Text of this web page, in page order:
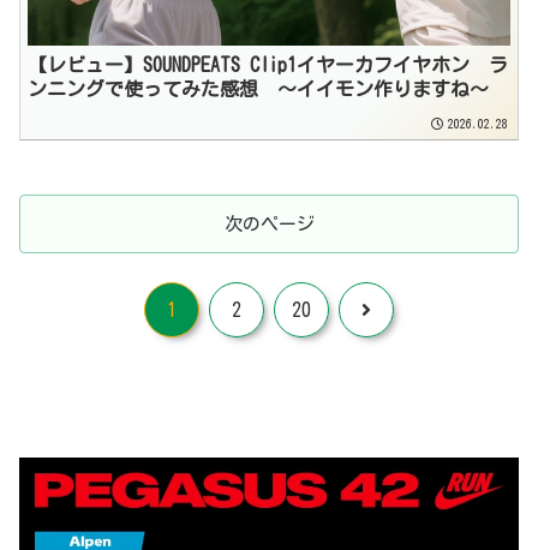
【レビュー】SOUNDPEATS Clip1イヤーカフイヤホン ラ
ンニングで使ってみた感想 〜イイモン作りますね〜
2026.02.28
次のページ
1 2 20 次